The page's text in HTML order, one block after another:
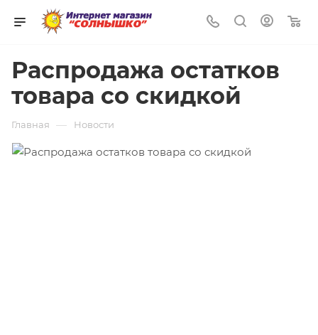
Распродажа остатков
товара со скидкой
Главная — Новости